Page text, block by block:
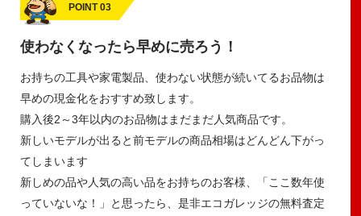
POINT 03
使わなくなったら早めに売ろう！
お持ちの工具や家電製品、使わない状態が続いてるお品物は
早めの現金化をおすすめ致します。
購入後2～3年以内のお品物はまだまだ人気商品です。
新しいモデルが出ると前モデルの商品相場はどんどん下がっ
てしまいます
新しめの品や人気の高い品をお持ちのお客様、「ここ数年使
っていないな！」と思ったら、是非エコガレッジの無料査定